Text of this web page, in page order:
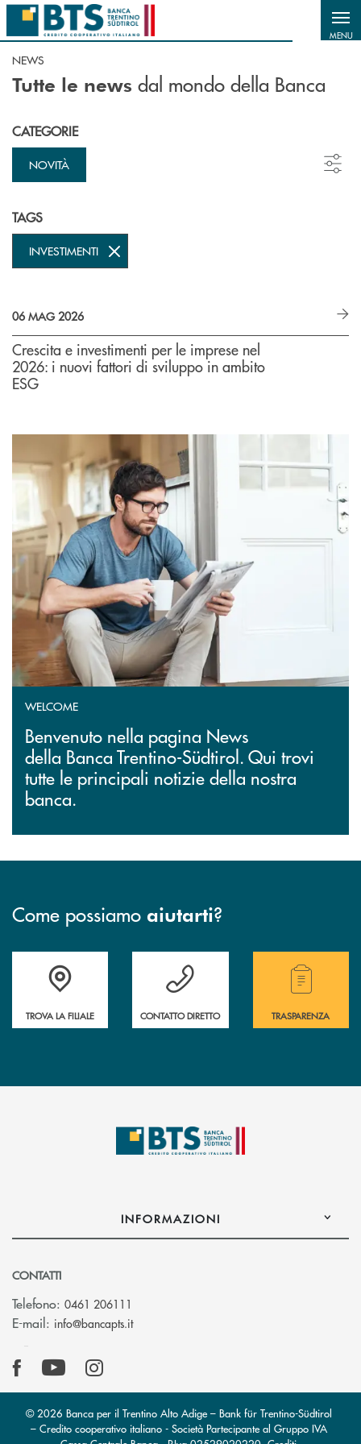
Salta al contenuto principale
MENU
NEWS
Tutte le news dal mondo della Banca
CATEGORIE
NOVITÀ
TAGS
INVESTIMENTI
06 MAG 2026
Crescita e investimenti per le imprese nel
2026: i nuovi fattori di sviluppo in ambito
ESG
WELCOME
Benvenuto nella pagina News
della Banca Trentino-Südtirol. Qui trovi
tutte le principali notizie della nostra
banca.
Come possiamo aiutarti?
Accedi all' elenco completo delle filiali.
TROVA LA FILIALE
Hai bisogno di assistenza immediata?
CONTATTO DIRETTO
Hai bisogno di
TRASPARENZA
INFORMAZIONI
CONTATTI
Telefono: 0461 206111
E-mail: info@bancapts.it(si apre l’app di posta elettronica)
© 2026 Banca per il Trentino Alto Adige – Bank für Trentino-Südtirol
– Credito cooperativo italiano - Società Partecipante al Gruppo IVA